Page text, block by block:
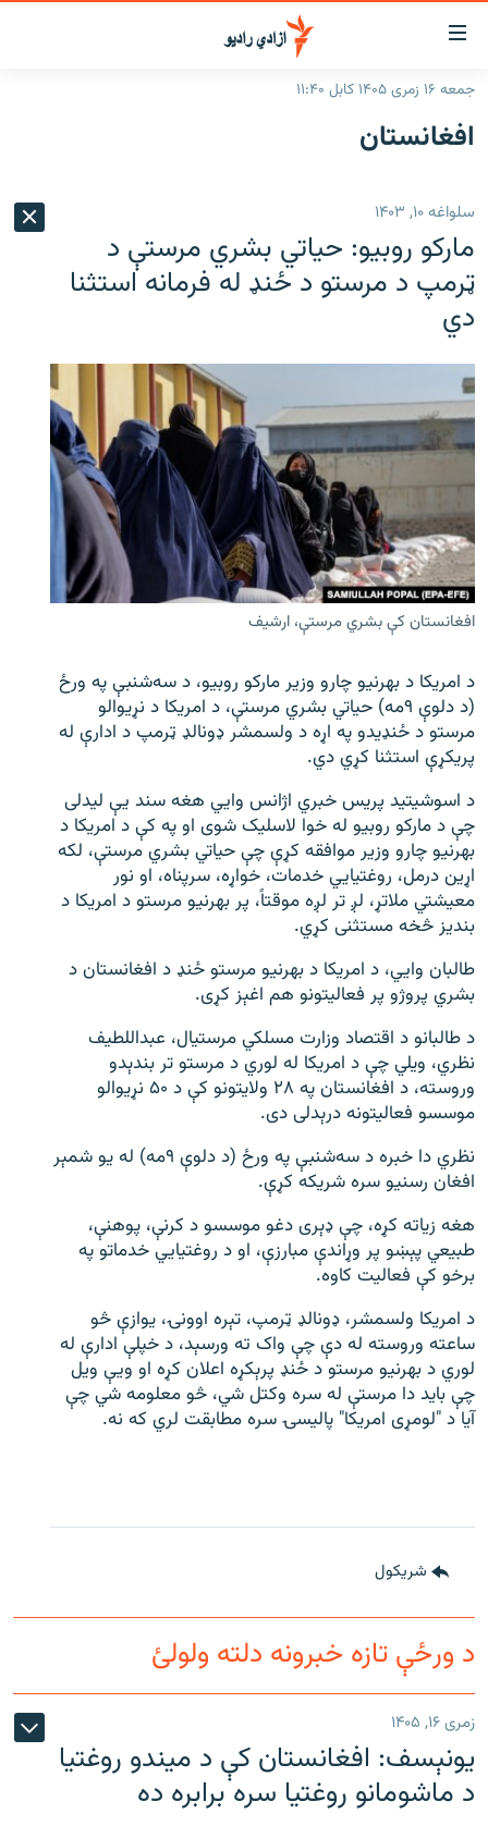
د
لاسرسۍ
وړ
لېنکونه
اصلي
ورتلل
اصلي
مېنو
ته
ورتلل
لټون
پاڼې
ته
مراجعه
کورپاڼه
راپورونه
سیمه
منځنی ختیځ
افغانستان
د خپرونو جدول
مرکې
اونیزې خپرونې
ورزش
د کډوالۍ بحران
اړیکه
دري پاڼه
Azadi English
د ازادې اروپا/ ازادي راډيو ټولې پاڼې
جمعه ۱۶ زمری ۱۴۰۵ کابل ۱۱:۴۰
افغانستان
سلواغه ۱۰, ۱۴۰۳
مارکو روبیو: حیاتي بشري مرستې د
ټرمپ د مرستو د ځنډ له فرمانه استثنا
دي
افغانستان کې بشري مرستې، ارشیف
د امریکا د بهرنیو چارو وزیر مارکو روبیو، د سه‌شنبې په ورځ
(د دلوې ۹مه) حیاتي بشري مرستې، د امریکا د نړیوالو
مرستو د ځنډیدو په اړه د ولسمشر ډونالډ ټرمپ د ادارې له
پریکړې استثنا کړي دي.
د اسوشیتید پریس خبري اژانس وايي هغه سند یې لیدلی
چې د مارکو روبیو له خوا لاسلیک شوی او په کې د امریکا د
بهرنیو چارو وزیر موافقه کړې چې حیاتي بشري مرستې، لکه
اړین درمل، روغتیایي خدمات، خواړه، سرپناه، او نور
معیشتي ملاتړ، لږ تر لږه موقتاً، پر بهرنيو مرستو د امریکا د
بندیز څخه مستثنی کړي.
طالبان وایي، د امریکا د بهرنيو مرستو ځنډ د افغانستان د
بشري پروژو پر فعالیتونو هم اغېز کړی.
د طالبانو د اقتصاد وزارت مسلکي مرستیال، عبداللطیف
نظري، ویلي چې د امریکا له لوري د مرستو تر بندېدو
وروسته، د افغانستان په ۲۸ ولایتونو کې د ۵۰ نړیوالو
موسسو فعالیتونه درېدلی دی.
نظري دا خبره د سه‌شنبې په ورځ (د دلوې ۹مه) له یو شمېر
افغان رسنیو سره شریکه کړې.
هغه زیاته کړه، چې ډېری دغو موسسو د کرنې، پوهنې،
طبیعي پېښو پر وړاندې مبارزې، او د روغتیایي خدماتو په
برخو کې فعالیت کاوه.
د امریکا ولسمشر، ډونالډ ټرمپ، تېره اوونۍ، یوازې څو
ساعته وروسته له دې چې واک ته ورسېد، د خپلې ادارې له
لوري د بهرنيو مرستو د ځنډ پرېکړه اعلان کړه او ویې ویل
چې باید دا مرستې له سره وکتل شي، څو معلومه شي چې
آیا د "لومړی امریکا" پالیسۍ سره مطابقت لري که نه.
شريکول
د ورځې تازه خبرونه دلته ولولئ
زمری ۱۶, ۱۴۰۵
یونېسف: افغانستان کې د میندو روغتیا
د ماشومانو روغتیا سره برابره ده